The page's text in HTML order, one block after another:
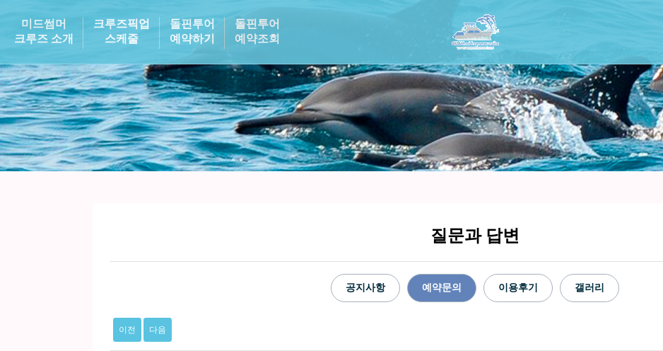
미드썸머
크루즈 소개
크루즈픽업
스케줄
돌핀투어
예약하기
돌핀투어
예약조회
질문과 답변
공지사항 예약문의 이용후기 갤러리
이전 다음